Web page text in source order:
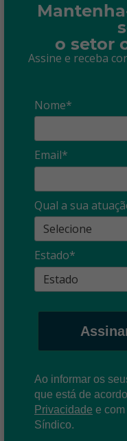
O que é?
o setor
Assine e receba
Nome*
Email*
Qual a sua
Estado*
Ao informar os
que está de
Privacidade e com
Síndico.